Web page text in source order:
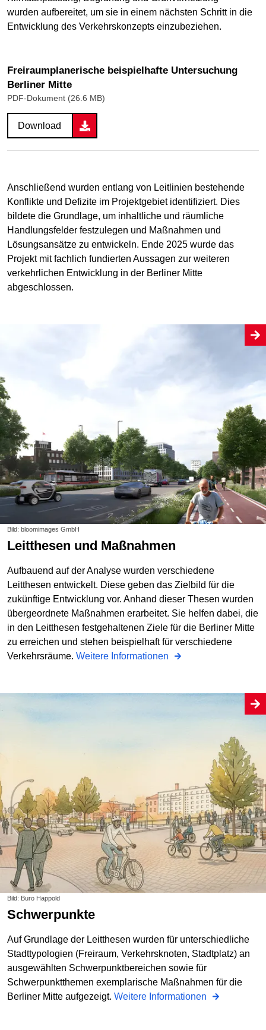
wurden aufbereitet, um sie in einem nächsten Schritt in die
Entwicklung des Verkehrskonzepts einzubeziehen.
Freiraumplanerische beispielhafte Untersuchung
Berliner Mitte
PDF-Dokument (26.6 MB)
Download
Anschließend wurden entlang von Leitlinien bestehende
Konflikte und Defizite im Projektgebiet identifiziert. Dies
bildete die Grundlage, um inhaltliche und räumliche
Handlungsfelder festzulegen und Maßnahmen und
Lösungsansätze zu entwickeln. Ende 2025 wurde das
Projekt mit fachlich fundierten Aussagen zur weiteren
verkehrlichen Entwicklung in der Berliner Mitte
abgeschlossen.
Bild: bloomimages GmbH
Leitthesen und Maßnahmen
Aufbauend auf der Analyse wurden verschiedene
Leitthesen entwickelt. Diese geben das Zielbild für die
zukünftige Entwicklung vor. Anhand dieser Thesen wurden
übergeordnete Maßnahmen erarbeitet. Sie helfen dabei, die
in den Leitthesen festgehaltenen Ziele für die Berliner Mitte
zu erreichen und stehen beispielhaft für verschiedene
Verkehrsräume. Weitere Informationen
Bild: Buro Happold
Schwerpunkte
Auf Grundlage der Leitthesen wurden für unterschiedliche
Stadttypologien (Freiraum, Verkehrsknoten, Stadtplatz) an
ausgewählten Schwerpunktbereichen sowie für
Schwerpunktthemen exemplarische Maßnahmen für die
Berliner Mitte aufgezeigt. Weitere Informationen